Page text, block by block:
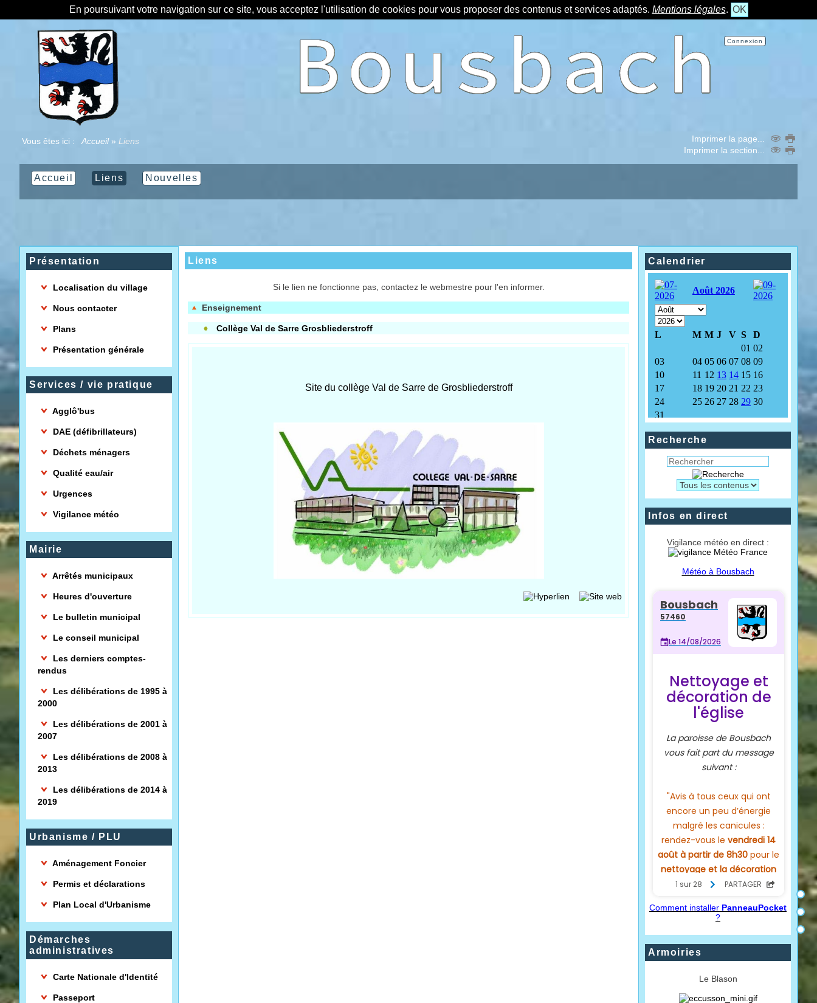
En poursuivant votre navigation sur ce site, vous acceptez l'utilisation de cookies pour vous proposer des contenus et services adaptés. Mentions légales. OK
Vous êtes ici : Accueil » Liens
Imprimer la page...
Imprimer la section...
Connexion
Accueil Liens Nouvelles
Présentation
Localisation du village
Nous contacter
Plans
Présentation générale
Services / vie pratique
Agglô'bus
DAE (défibrillateurs)
Déchets ménagers
Qualité eau/air
Urgences
Vigilance météo
Mairie
Arrêtés municipaux
Heures d'ouverture
Le bulletin municipal
Le conseil municipal
Les derniers comptes-
rendus
Les délibérations de 1995 à
2000
Les délibérations de 2001 à
2007
Les délibérations de 2008 à
2013
Les délibérations de 2014 à
2019
Urbanisme / PLU
Aménagement Foncier
Permis et déclarations
Plan Local d'Urbanisme
Démarches
administratives
Carte Nationale d'Identité
Passeport
Liens
Si le lien ne fonctionne pas, contactez le webmestre pour l'en informer.
Enseignement
Collège Val de Sarre Grosbliederstroff
Site du collège Val de Sarre de Grosbliederstroff
Calendrier
Recherche
Infos en direct
Vigilance météo en direct :
Météo à Bousbach
Comment installer PanneauPocket
?
Armoiries
Le Blason